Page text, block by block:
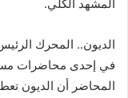
المشهد الكلي.
الديون.. المحرك
في إحدى محاضرات
المحاضر أن الديون